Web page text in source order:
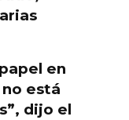
en
está
dijo el